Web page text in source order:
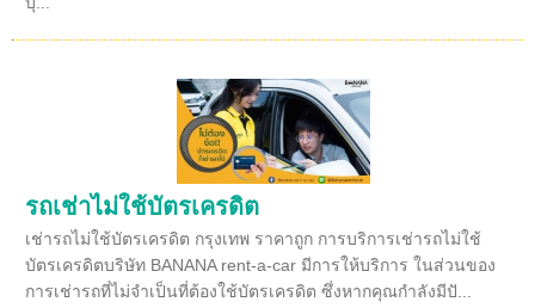
รถเช่าไม่ใช้บัตรเครดิต
เช่ารถไม่ใช้บัตรเครดิต กรุงเทพ ราคาถูก การบริการเช่ารถไม่ใช้
บัตรเครดิตบริษัท BANANA rent-a-car มีการให้บริการ ในส่วนของ
การเช่ารถที่ไม่จำเป็นที่ต้องใช้บัตรเครดิต ซึ่งหากคุณกำลังมีปั...